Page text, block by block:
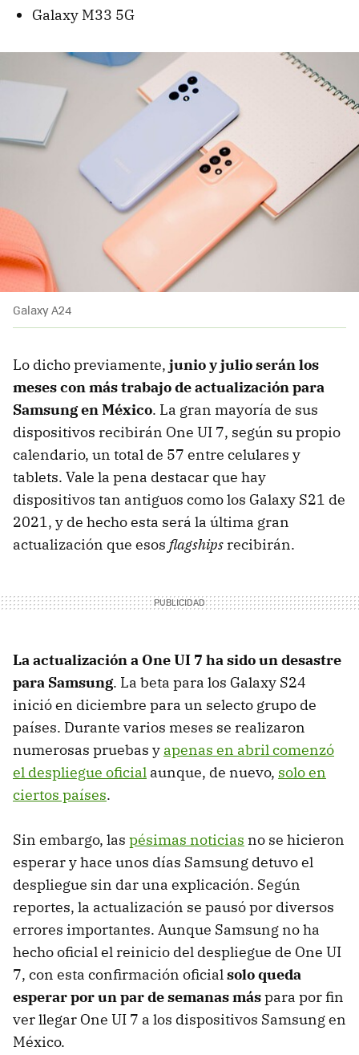
Galaxy M33 5G
Galaxy A24
Lo dicho previamente, junio y julio serán los
meses con más trabajo de actualización para
Samsung en México. La gran mayoría de sus
dispositivos recibirán One UI 7, según su propio
calendario, un total de 57 entre celulares y
tablets. Vale la pena destacar que hay
dispositivos tan antiguos como los Galaxy S21 de
2021, y de hecho esta será la última gran
actualización que esos flagships recibirán.
La actualización a One UI 7 ha sido un desastre
para Samsung. La beta para los Galaxy S24
inició en diciembre para un selecto grupo de
países. Durante varios meses se realizaron
numerosas pruebas y apenas en abril comenzó
el despliegue oficial aunque, de nuevo, solo en
ciertos países.
Sin embargo, las pésimas noticias no se hicieron
esperar y hace unos días Samsung detuvo el
despliegue sin dar una explicación. Según
reportes, la actualización se pausó por diversos
errores importantes. Aunque Samsung no ha
hecho oficial el reinicio del despliegue de One UI
7, con esta confirmación oficialsolo queda
esperar por un par de semanas máspara por fin
ver llegar One UI 7 a los dispositivos Samsung en
México.